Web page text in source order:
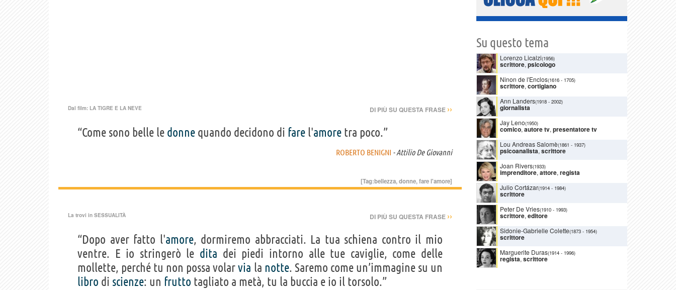
Dal film: LA TIGRE E LA NEVE DI PIÙ SU QUESTA FRASE ››
“Come sono belle le donne quando decidono di fare l'amore tra poco.”
ROBERTO BENIGNI - Attilio De Giovanni
[Tag:bellezza,donne,fare l'amore]
La trovi in SESSUALITÀ DI PIÙ SU QUESTA FRASE ››
“Dopo aver fatto l'amore, dormiremo abbracciati. La tua schiena contro il mio
ventre. E io stringerò le dita dei piedi intorno alle tue caviglie, come delle
mollette, perché tu non possa volarvia la notte. Saremo come un’immagine su un
libro di scienze: un frutto tagliato a metà, tu la buccia e io il torsolo.”
Su questo tema
Lorenzo Licalzi(1956)
scrittore, psicologo
Ninon de l'Enclos(1616 - 1705)
scrittore, cortigiano
Ann Landers(1918 - 2002)
giornalista
Jay Leno(1950)
comico, autore tv, presentatore tv
Lou Andreas Salomè(1861 - 1937)
psicoanalista, scrittore
Joan Rivers(1933)
imprenditore, attore, regista
Julio Cortázar(1914 - 1984)
scrittore
Peter De Vries(1910 - 1993)
scrittore, editore
Sidonie-Gabrielle Colette(1873 - 1954)
scrittore
Marguerite Duras(1914 - 1996)
regista, scrittore